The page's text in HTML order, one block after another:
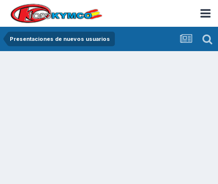
Presentaciones de nuevos usuarios